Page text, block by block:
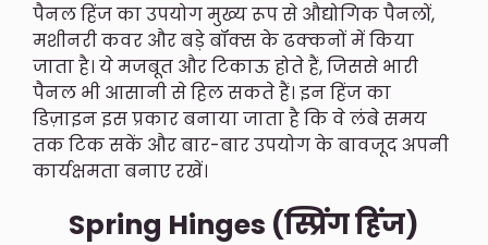
पैनल हिंज का उपयोग मुख्य रूप से औद्योगिक पैनलों,
मशीनरी कवर और बड़े बॉक्स के ढक्कनों में किया
जाता है। ये मजबूत और टिकाऊ होते हैं, जिससे भारी
पैनल भी आसानी से हिल सकते हैं। इन हिंज का
डिज़ाइन इस प्रकार बनाया जाता है कि वे लंबे समय
तक टिक सकें और बार-बार उपयोग के बावजूद अपनी
कार्यक्षमता बनाए रखें।
Spring Hinges (स्प्रिंग हिंज)